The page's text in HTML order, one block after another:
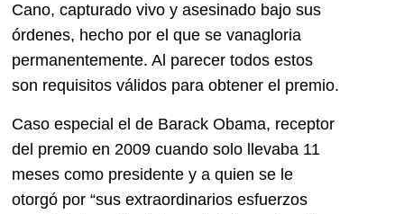
Cano, capturado vivo y asesinado bajo sus
órdenes, hecho por el que se vanagloria
permanentemente. Al parecer todos estos
son requisitos válidos para obtener el premio.
Caso especial el de Barack Obama, receptor
del premio en 2009 cuando solo llevaba 11
meses como presidente y a quien se le
otorgó por “sus extraordinarios esfuerzos